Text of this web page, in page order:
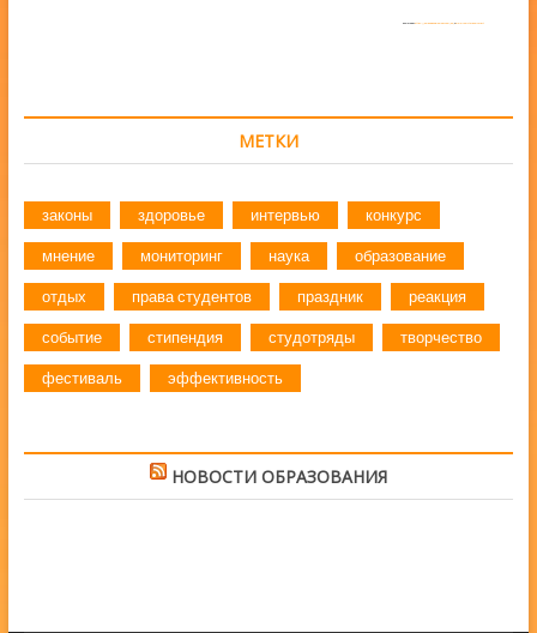
МЕТКИ
законы здоровье интервью конкурс
мнение мониторинг наука образование
отдых права студентов праздник реакция
событие стипендия студотряды творчество
фестиваль эффективность
НОВОСТИ ОБРАЗОВАНИЯ